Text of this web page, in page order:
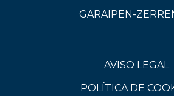
GARAIPEN-
AVISO LEGAL
POLÍTICA DE